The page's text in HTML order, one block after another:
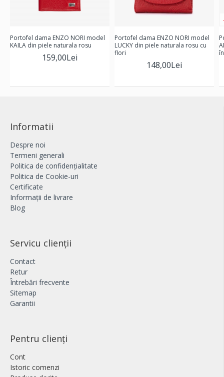
Portofel dama ENZO NORI model
KAILA din piele naturala rosu
159,00Lei
Portofel dama ENZO NORI model
LUCKY din piele naturala rosu cu
flori
148,00Lei
Informatii
Despre noi
Termeni generali
Politica de confidențialitate
Politica de Cookie-uri
Certificate
Informații de livrare
Blog
Servicu clienții
Contact
Retur
Întrebări frecvente
Sitemap
Garantii
Pentru clienți
Cont
Istoric comenzi